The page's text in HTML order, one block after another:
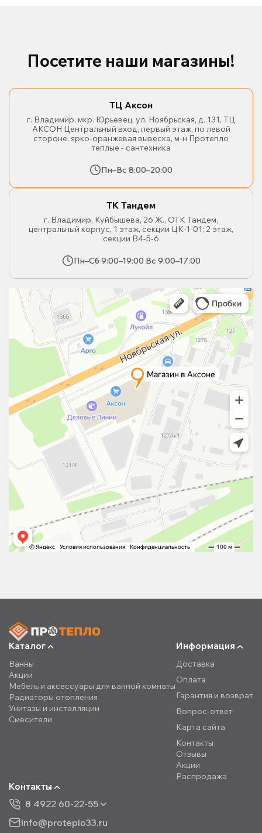
Посетите наши магазины!
ТЦ Аксон
г. Владимир, мкр. Юрьевец, ул. Ноябрьская, д. 131, ТЦ
АКСОН Центральный вход, первый этаж, по левой
стороне, ярко-оранжевая вывеска, м-н Протепло
тёплые - сантехника
Пн–Вс 8:00–20:00
ТК Тандем
г. Владимир, Куйбышева, 26 Ж., ОТК Тандем,
центральный корпус, 1 этаж, секции ЦК-1-01; 2 этаж,
секции В4-5-6
Пн–Сб 9:00–19:00 Вс 9:00–17:00
Каталог
Ванны
Акции
Мебель и аксессуары для ванной комнаты
Радиаторы отопления
Унитазы и инсталляции
Смесители
Информация
Доставка
Оплата
Гарантия и возврат
Вопрос-ответ
Карта сайта
Контакты
Отзывы
Акции
Распродажа
Контакты
8 4922 60-22-55
info@proteplo33.ru